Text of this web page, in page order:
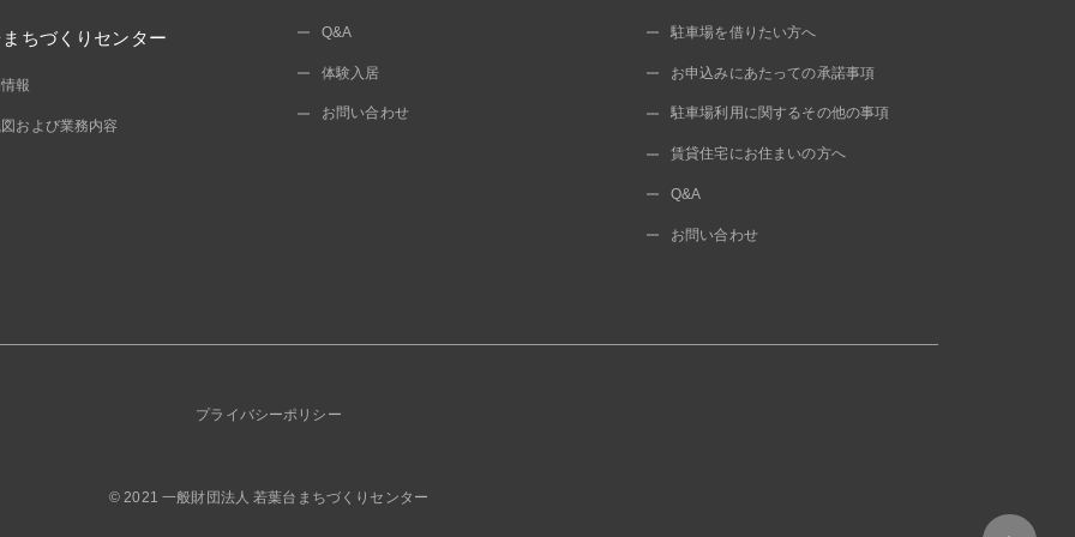
ちづくりセンター
報
および業務内容
Q&A
体験入居
お問い合わせ
駐車場を借りたい方へ
お申込みにあたっての承諾事項
駐車場利用に関するその他の事項
賃貸住宅にお住まいの方へ
Q&A
お問い合わせ
プライバシーポリシー
© 2021一般財団法人 若葉台まちづくりセンター